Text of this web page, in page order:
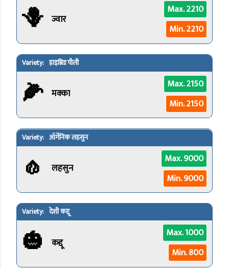
🪻 ज्वार
Max. 2210
Min. 2210
हाइब्रिड पीली
🌽 मक्का
Max. 2150
Min. 2150
ऑर्गेनिक लहसुन
🧄 लहसुन
Max. 9000
Min. 9000
देशी कद्दू
🎃 कद्दू
Max. 1000
Min. 800